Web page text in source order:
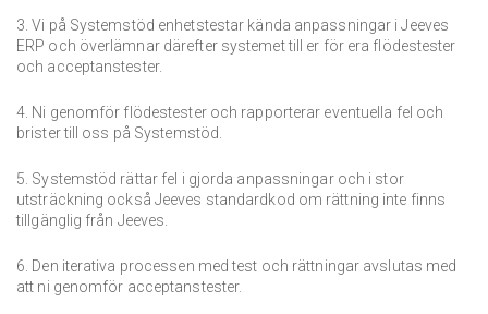
3. Vi på Systemstöd enhetstestar kända anpassningar i Jeeves
ERP och överlämnar därefter systemet till er för era flödestester
och acceptanstester.
4. Ni genomför flödestester och rapporterar eventuella fel och
brister till oss på Systemstöd.
5. Systemstöd rättar fel i gjorda anpassningar och i stor
utsträckning också Jeeves standardkod om rättning inte finns
tillgänglig från Jeeves.
6. Den iterativa processen med test och rättningar avslutas med
att ni genomför acceptanstester.